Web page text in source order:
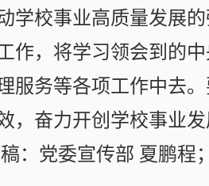
学校事业高质量发展
作，将学习领会到的
服务等各项工作中去
，奋力开创学校事业
：党委宣传部 夏鹏程